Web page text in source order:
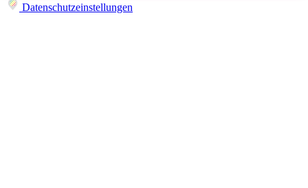
Datenschutzeinstellungen